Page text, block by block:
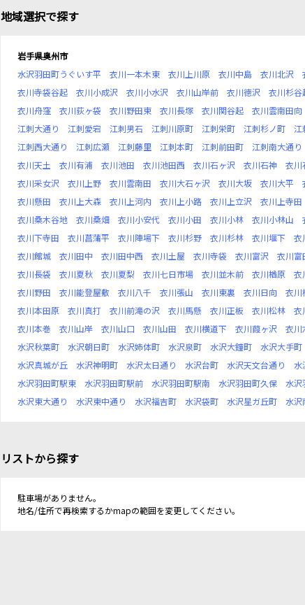
地域選択で探す
岩手県奥州市
水沢羽田町うぐいす平
衣川一本木東 衣川上川原 衣川中島 衣川北沢
衣川寺袋谷起
衣川小成沢 衣川小水沢 衣川山岸前 衣川徳沢 衣川杉谷
衣川舟窪
衣川荻ヶ袋 衣川野田東 衣川長塚 衣川関谷起 衣川雲南田向
江刺大通り
江刺愛宕 江刺男石 江刺川原町 江刺栄町 江刺杉ノ町 江
江刺西大通り
江刺広瀬 江刺藤里 江刺本町 江刺前田町 江刺南大通り
衣川天土
衣川有浦 衣川池田 衣川池田西 衣川石ヶ沢 衣川石神 衣川
衣川采女沢
衣川上野 衣川雲南田 衣川大石ヶ沢 衣川大坂 衣川大平
衣川懸田
衣川上大森 衣川上河内 衣川上小路 衣川上立沢 衣川上寺田
衣川桑木谷地
衣川桑畑 衣川小安代 衣川小田 衣川小林 衣川小林山
衣川下寺田
衣川菖蒲平 衣川陣場下 衣川杉野 衣川杉林 衣川堰下 衣
衣川館城
衣川田中 衣川田中西 衣川土屋 衣川寺袋 衣川富沢 衣川富
衣川長袋
衣川夏秋 衣川夏梨 衣川七日市場 衣川並木前 衣川楢原 衣
衣川野田
衣川能登屋敷 衣川八千 衣川張山 衣川東裏 衣川日向 衣川
衣川本田原
衣川真打 衣川前滝の沢 衣川馬懸 衣川正板 衣川松林 衣
衣川本巻
衣川山岸 衣川山口 衣川山田 衣川横道下 衣川葭ヶ沢 衣川
水沢秋葉町
水沢朝日町 水沢姉体町 水沢泉町 水沢大鐘町 水沢大手町
水沢真城が丘
水沢神明町 水沢太日通り 水沢台町 水沢天文台通り 水
水沢羽田町駅東
水沢羽田町駅前 水沢羽田町駅南 水沢羽田町久保 水沢
水沢東大通り
水沢東中通り 水沢福吉町 水沢袋町 水沢星ガ丘町 水沢
リストから探す
駐車場がありません。
地名/住所で再検索するかmapの範囲を変更してください。